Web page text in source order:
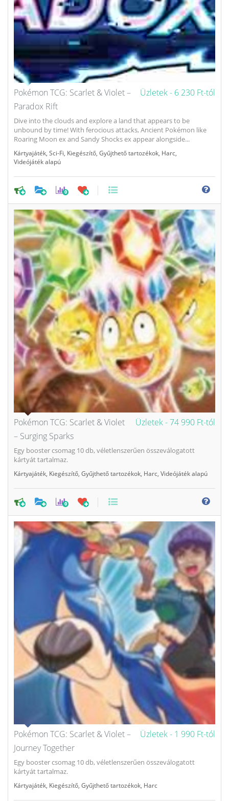
Üzletek - 6 230 Ft-tól
Pokémon TCG: Scarlet & Violet –
Paradox Rift
Dive into the clouds and explore a land that appears to be
unbound by time! With ferocious attacks, Ancient Pokémon like
Roaring Moon ex and Sandy Shocks ex appear alongside...
Kártyajáték Sci-Fi Kiegészítő Gyűjthető tartozékok Harc
Videójáték alapú
0
Üzletek -74 990 Ft-tól
Pokémon TCG: Scarlet & Violet
– Surging Sparks
Egy booster csomag 10 db, véletlenszerűen összeválogatott
kártyát tartalmaz.
Kártyajáték Kiegészítő Gyűjthető tartozékok Harc Videójáték alapú
0
Üzletek - 1 990 Ft-tól
Pokémon TCG: Scarlet & Violet –
Journey Together
Egy booster csomag 10 db, véletlenszerűen összeválogatott
kártyát tartalmaz.
Kártyajáték Kiegészítő Gyűjthető tartozékok Harc